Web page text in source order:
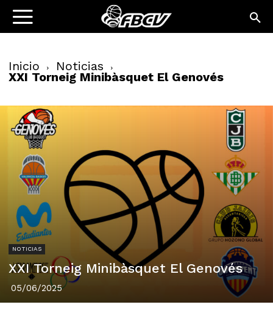
Inicio Noticias
XXI Torneig Minibàsquet El Genovés
NOTICIAS
XXI Torneig Minibàsquet El Genovés
05/06/2025